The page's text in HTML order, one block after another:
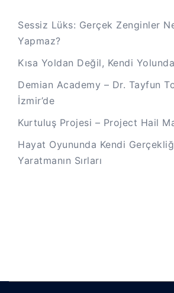
Sessiz Lüks: Gerçek Zenginler
Yapmaz?
Kısa Yoldan Değil, Kendi
Demian Academy – Dr. Tayfun
İzmir’de
Kurtuluş Projesi – Project Hail
Hayat Oyununda Kendi
Yaratmanın Sırları